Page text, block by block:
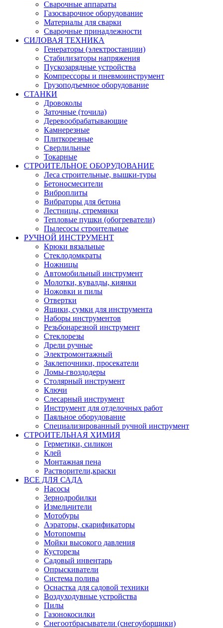
Сварочные аппараты
Газосварочное оборудование
Материалы для сварки
Сварочные принадлежности
СИЛОВАЯ ТЕХНИКА
Генераторы (электростанции)
Стабилизаторы напряжения
Пускозарядные устройства
Компрессоры и пневмоинструмент
Грузоподъемное оборудование
СТАНКИ
Дровоколы
Заточные (точила)
Деревообрабатывающие
Камнерезные
Плиткорезные
Сверлильные
Токарные
СТРОИТЕЛЬНОЕ ОБОРУДОВАНИЕ
Леса строительные, вышки-туры
Бетоносмесители
Виброплиты
Вибраторы для бетона
Лестницы, стремянки
Тепловые пушки (обогреватели)
Пылесосы строительные
РУЧНОЙ ИНСТРУМЕНТ
Крюки вязальные
Стеклодомкраты
Ножницы
Автомобильный инструмент
Молотки, кувалды, киянки
Ножовки и пилы
Отвертки
Ящики, сумки для инструмента
Наборы инструментов
Резьбонарезной инструмент
Стеклорезы
Дрели ручные
Электромонтажный
Заклепочники, просекатели
Ломы-гвоздодеры
Столярный инструмент
Ключи
Слесарный инструмент
Инструмент для отделочных работ
Паяльное оборудование
Специализированный ручной инструмент
СТРОИТЕЛЬНАЯ ХИМИЯ
Герметики, силикон
Клей
Монтажная пена
Растворители,краски
ВСЕ ДЛЯ САДА
Насосы
Зернодробилки
Измельчители
Мотобуры
Аэраторы, скарификаторы
Мотопомпы
Мойки высокого давления
Кусторезы
Садовый инвентарь
Опрыскиватели
Система полива
Оснастка для садовой техники
Воздуходувные устройства
Пилы
Газонокосилки
Снегоотбрасыватели (снегоуборщики)